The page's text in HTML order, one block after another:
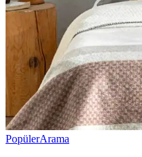
PopülerArama